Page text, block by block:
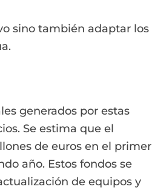
sino también adaptar los
generados por estas
Se estima que el
de euros en el primer
año. Estos fondos se
de equipos y